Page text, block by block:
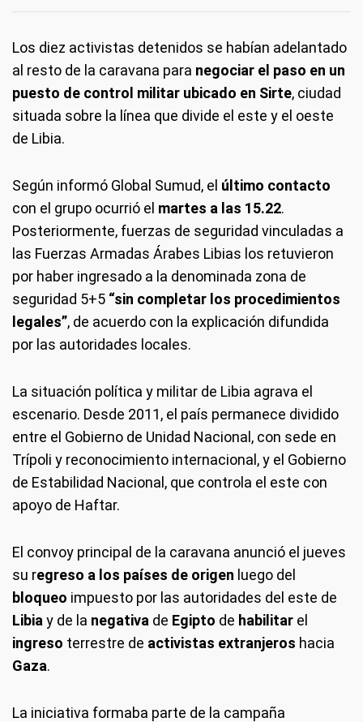
Los diez activistas detenidos se habían adelantado
al resto de la caravana para negociar el paso en un
puesto de control militar ubicado en Sirte, ciudad
situada sobre la línea que divide el este y el oeste
de Libia.
Según informó Global Sumud, el último contacto
con el grupo ocurrió el martes a las 15.22.
Posteriormente, fuerzas de seguridad vinculadas a
las Fuerzas Armadas Árabes Libias los retuvieron
por haber ingresado a la denominada zona de
seguridad 5+5 “sin completar los procedimientos
legales”, de acuerdo con la explicación difundida
por las autoridades locales.
La situación política y militar de Libia agrava el
escenario. Desde 2011, el país permanece dividido
entre el Gobierno de Unidad Nacional, con sede en
Trípoli y reconocimiento internacional, y el Gobierno
de Estabilidad Nacional, que controla el este con
apoyo de Haftar.
El convoy principal de la caravana anunció el jueves
su regreso a los países de origen luego del
bloqueo impuesto por las autoridades del este de
Libia y de la negativa de Egipto de habilitar el
ingreso terrestre de activistas extranjeros hacia
Gaza.
La iniciativa formaba parte de la campaña